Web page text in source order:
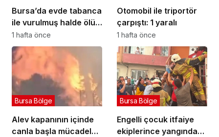
Bursa’da evde tabanca
ile vurulmuş halde ölü
bulundu
1 hafta önce
Otomobil ile triportör
çarpıştı: 1 yaralı
1 hafta önce
Alev kapanının içinde
canla başla mücadele
Bursa Bölge
Engelli çocuk itfaiye
ekiplerince yangından
Bursa Bölge